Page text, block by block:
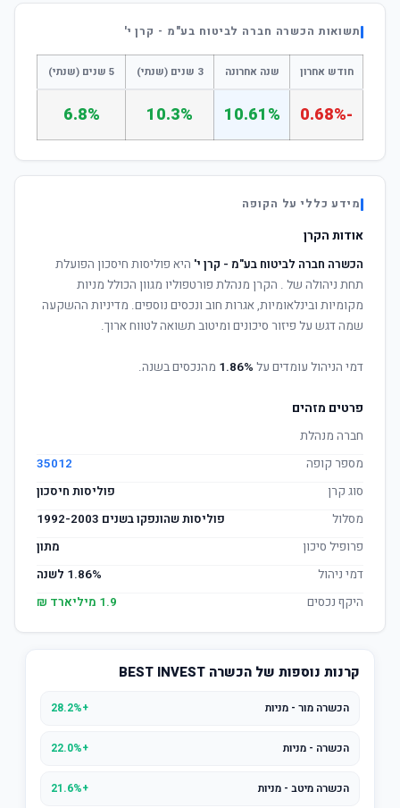
תשואות הכשרה חברה לביטוח בע"מ - קרן י'
חודש אחרון שנה אחרונה 3 שנים (שנתי) 5 שנים (שנתי)
-0.68%
10.61%
10.3%
6.8%
מידע כללי על הקופה
אודות הקרן
הכשרה חברה לביטוח בע"מ - קרן י' היא פוליסות חיסכון הפועלת
תחת ניהולה של . הקרן מנהלת פורטפוליו מגוון הכולל מניות
מקומיות ובינלאומיות, אגרות חוב ונכסים נוספים. מדיניות ההשקעה
שמה דגש על פיזור סיכונים ומיטוב תשואה לטווח ארוך.
דמי הניהול עומדים על 1.86% מהנכסים בשנה.
פרטים מזהים
חברה מנהלת
מספר קופה
35012
סוג קרן
פוליסות חיסכון
מסלול
פוליסות שהונפקו בשנים 1992-2003
פרופיל סיכון
מתון
דמי ניהול
1.86% לשנה
היקף נכסים
1.9 מיליארד ₪
קרנות נוספות של הכשרה BEST INVEST
הכשרה מור - מניות +28.2%
הכשרה - מניות +22.0%
הכשרה מיטב - מניות +21.6%